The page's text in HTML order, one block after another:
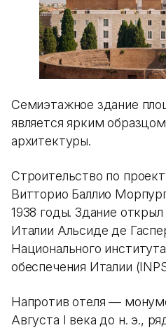
Семиэтажное здание
является ярким
архитектуры.
Строительство по
Витторио Баллио
1938 годы. Здание
Италии Альсиде де
Национального
обеспечения Италии
Напротив отеля —
Августа I века до н. э.,